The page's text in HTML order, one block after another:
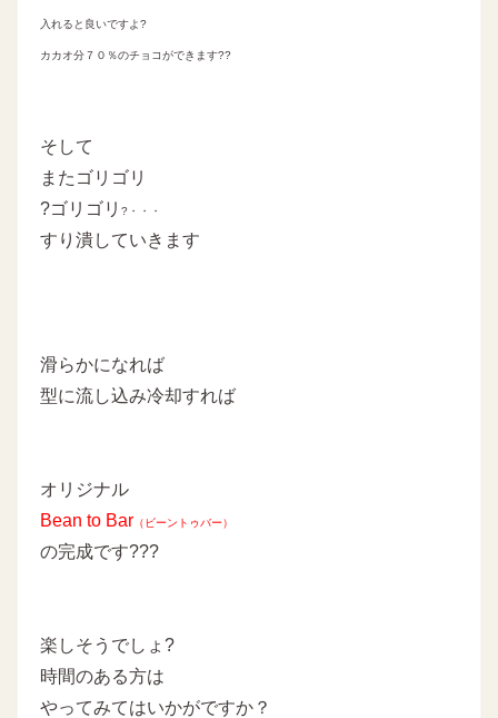
入れると良いですよ?
カカオ分７０％のチョコができます??
そして
またゴリゴリ
?ゴリゴリ ?・・・
すり潰していきます
滑らかになれば
型に流し込み冷却すれば
オリジナル
Bean to Bar （ビーントゥバー）
の完成です???
楽しそうでしょ?
時間のある方は
やってみてはいかがですか？